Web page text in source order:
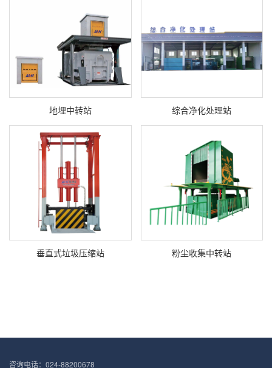
地埋中转站 综合净化处理站
垂直式垃圾压缩站 粉尘收集中转站
咨询电话：024-88200678